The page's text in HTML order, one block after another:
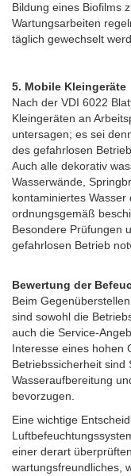
Bildung eines Biofilms
Wartungsarbeiten
täglich gewechselt
5. Mobile Kleingeräte
Nach der VDI 6022
Kleingeräten an
untersagen; es sei
des gefahrlosen
Auch alle dekorativ
Wasserwände,
kontaminiertes
ordnungsgemäß
Besondere Prüfungen
gefahrlosen Betrieb
Bewertung der
Beim
sind sowohl die
auch die Service-
Interesse eines hohen
Betriebssicherheit sind
Wasseraufbereitung
bevorzugen.
Eine wichtige
einer derart
wartungsfreundliches,